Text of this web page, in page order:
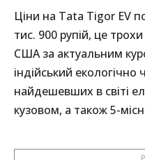
Ціни на Tata Tigor EV
тис. 900 рупій, це
США за актуальним
індійський
найдешевших в світі
кузовом, а також 5-